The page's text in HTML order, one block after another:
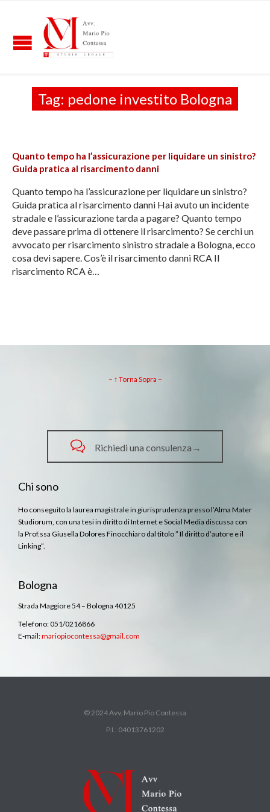
Tag: pedone investito Bologna
Quanto tempo ha l’assicurazione per liquidare un sinistro?
Guida pratica al risarcimento danni
Quanto tempo ha l’assicurazione per liquidare un sinistro?
Guida pratica al risarcimento danni Hai avuto un incidente
stradale e l’assicurazione tarda a pagare? Quanto tempo
deve passare prima di ottenere il risarcimento? Se cerchi un
avvocato per risarcimento sinistro stradale a Bologna, ecco
cosa devi sapere. Cos’è il risarcimento danni RCA Il
risarcimento RCA è…
– ↑ Torna Sopra –
 Richiedi una consulenza→
Chi sono
Ho conseguito la laurea magistrale in giurisprudenza presso l’Alma Mater
Studiorum, con una tesi in diritto di Internet e Social Media discussa con
la Prof.ssa Giusella Dolores Finocchiaro dal titolo ” Il diritto d’autore e il
Linking”.
Bologna
Strada Maggiore 54 – Bologna 40125
Telefono: 051/0216866
E-mail:mariopiocontessa@gmail.com
© 2024 Avv. Mario Pio Contessa
P.I.: 04013761202